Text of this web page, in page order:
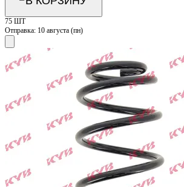
75 ШТ
Отправка: 10 августа (пн)